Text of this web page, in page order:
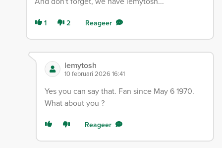
1 2 Reageer
lemytosh
10 februari 2026 16:41
Yes you can say that. Fan since May 6 1970.
What about you ?
Reageer